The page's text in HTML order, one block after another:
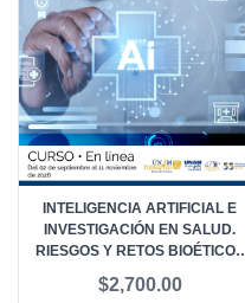
INTELIGENCIA ARTIFICIAL E
INVESTIGACIÓN EN SALUD.
RIESGOS Y RETOS BIOÉTICOS
PÚBLICO EN GENERAL
$2,700.00